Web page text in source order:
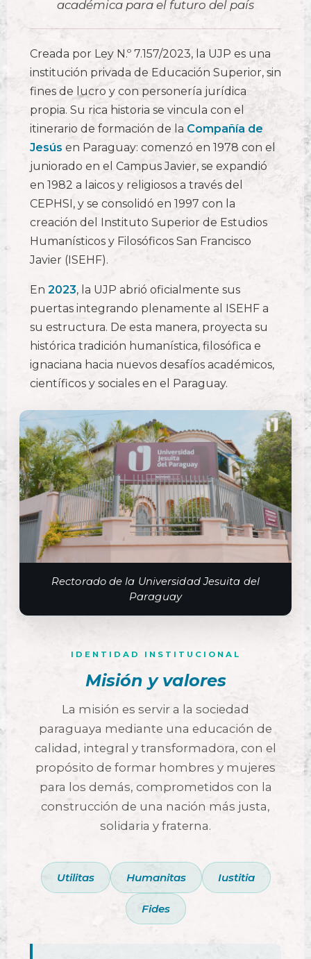
académica para el futuro del país
Creada por Ley N.º 7.157/2023, la UJP es una
institución privada de Educación Superior, sin
fines de lucro y con personería jurídica
propia. Su rica historia se vincula con el
itinerario de formación de la Compañía de
Jesús en Paraguay: comenzó en 1978 con el
juniorado en el Campus Javier, se expandió
en 1982 a laicos y religiosos a través del
CEPHSI, y se consolidó en 1997 con la
creación del Instituto Superior de Estudios
Humanísticos y Filosóficos San Francisco
Javier (ISEHF).
En 2023, la UJP abrió oficialmente sus
puertas integrando plenamente al ISEHF a
su estructura. De esta manera, proyecta su
histórica tradición humanística, filosófica e
ignaciana hacia nuevos desafíos académicos,
científicos y sociales en el Paraguay.
Rectorado de la Universidad Jesuita del
Paraguay
IDENTIDAD INSTITUCIONAL
Misión y valores
La misión es servir a la sociedad
paraguaya mediante una educación de
calidad, integral y transformadora, con el
propósito de formar hombres y mujeres
para los demás, comprometidos con la
construcción de una nación más justa,
solidaria y fraterna.
Utilitas Humanitas Iustitia
Fides